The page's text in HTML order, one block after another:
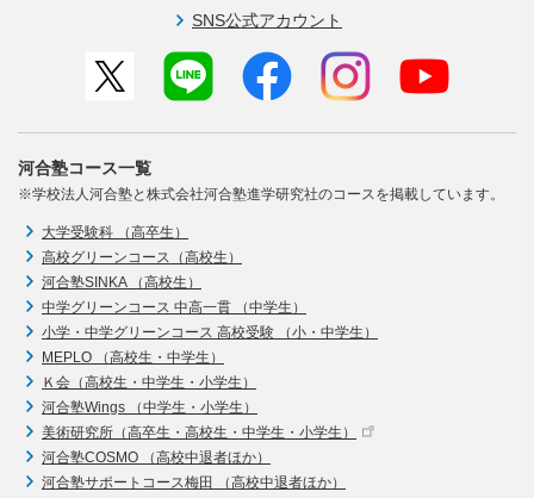
SNS公式アカウント
河合塾コース一覧
※学校法人河合塾と株式会社河合塾進学研究社のコースを掲載しています。
大学受験科 （高卒生）
高校グリーンコース（高校生）
河合塾SINKA （高校生）
中学グリーンコース 中高一貫 （中学生）
小学・中学グリーンコース 高校受験 （小・中学生）
MEPLO （高校生・中学生）
Ｋ会（高校生・中学生・小学生）
河合塾Wings （中学生・小学生）
美術研究所（高卒生・高校生・中学生・小学生）
河合塾COSMO （高校中退者ほか）
河合塾サポートコース梅田 （高校中退者ほか）